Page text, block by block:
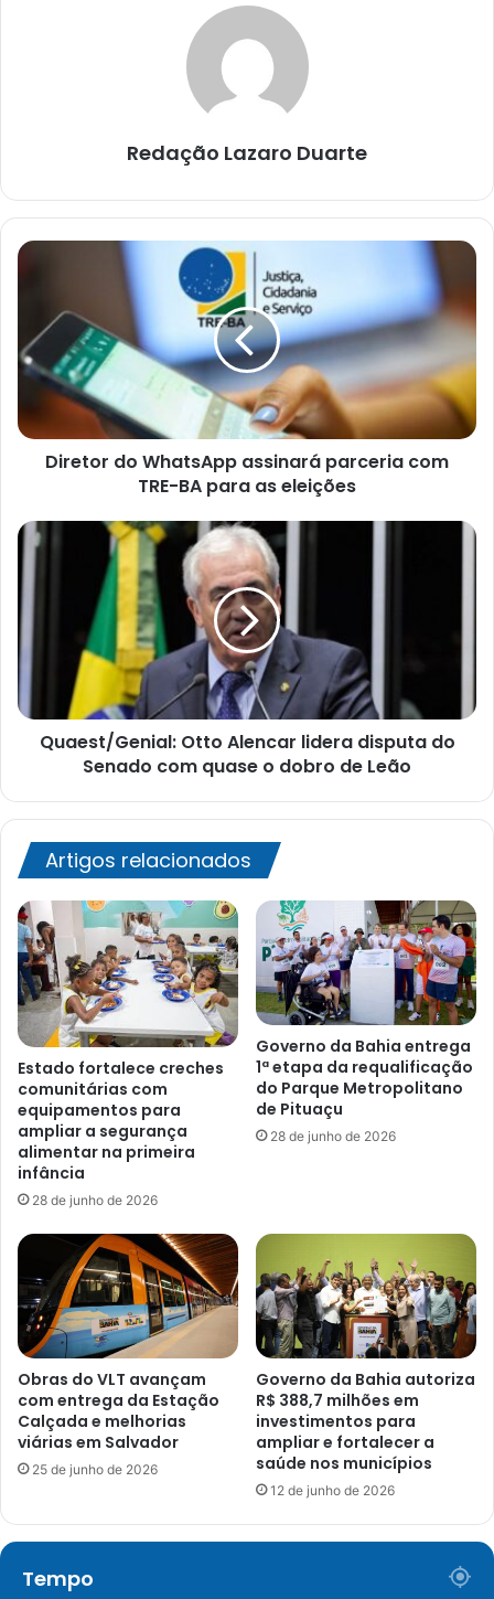
Redação Lazaro Duarte
Diretor
assinará
parceria
com
TRE-
BA
para
Diretor do WhatsApp assinará parceria com
TRE-BA para as eleições
Quaest/Genial:
quase
Quaest/Genial: Otto Alencar lidera disputa do
Senado com quase o dobro de Leão
Artigos relacionados
Estado fortalece creches
comunitárias com
equipamentos para
ampliar a segurança
alimentar na primeira
infância
28 de junho de 2026
Governo da Bahia entrega
1ª etapa da requalificação
do Parque Metropolitano
de Pituaçu
28 de junho de 2026
Obras do VLT avançam
com entrega da Estação
Calçada e melhorias
viárias em Salvador
25 de junho de 2026
Governo da Bahia autoriza
R$ 388,7 milhões em
investimentos para
ampliar e fortalecer a
saúde nos municípios
12 de junho de 2026
Tempo